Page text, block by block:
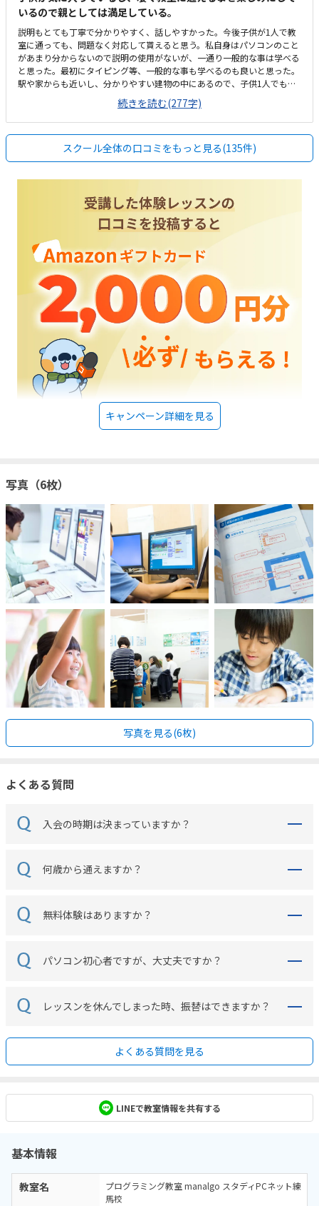
いるので親としては満足している。
説明もとても丁寧で分かりやすく、話しやすかった。今後子供が1人で教
室に通っても、問題なく対応して貰えると思う。私自身はパソコンのこと
があまり分からないので説明の使用がないが、一通り一般的な事は学べる
と思った。最初にタイピング等、一般的な事も学べるのも良いと思った。
駅や家からも近いし、分かりやすい建物の中にあるので、子供1人でも問
題なく通いやすいと思う。大人と同じ時間帯に時間枠が設定してあるの
で、それが良いかどうかは分からない。教室内は広いとはいえない。他の
プログラム教室と比べると凄く安いと思う。振替回数や欠席連絡がもっと
柔軟だったら良いなとは思う。
続きを読む(277字)
スクール全体の口コミをもっと見る(135件)
キャンペーン詳細を見る
写真（6枚）
写真を見る(6枚)
よくある質問
入会の時期は決まっていますか？
何歳から通えますか？
無料体験はありますか？
パソコン初心者ですが、大丈夫ですか？
レッスンを休んでしまった時、振替はできますか？
よくある質問を見る
LINEで教室情報を共有する
基本情報
教室名
プログラミング教室 manalgo スタディPCネット練
馬校